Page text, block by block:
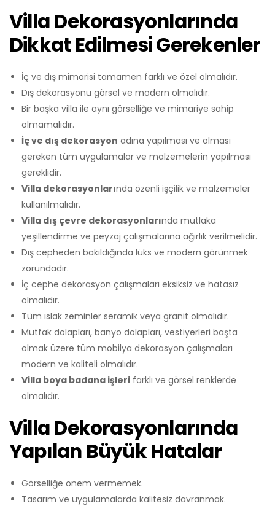
Villa Dekorasyonlarında
Dikkat Edilmesi Gerekenler
İç ve dış mimarisi tamamen farklı ve özel olmalıdır.
Dış dekorasyonu görsel ve modern olmalıdır.
Bir başka villa ile aynı görselliğe ve mimariye sahip
olmamalıdır.
İç ve dış dekorasyon adına yapılması ve olması
gereken tüm uygulamalar ve malzemelerin yapılması
gereklidir.
Villa dekorasyonlarında özenli işçilik ve malzemeler
kullanılmalıdır.
Villa dış çevre dekorasyonlarında mutlaka
yeşillendirme ve peyzaj çalışmalarına ağırlık verilmelidir.
Dış cepheden bakıldığında lüks ve modern görünmek
zorundadır.
İç cephe dekorasyon çalışmaları eksiksiz ve hatasız
olmalıdır.
Tüm ıslak zeminler seramik veya granit olmalıdır.
Mutfak dolapları, banyo dolapları, vestiyerleri başta
olmak üzere tüm mobilya dekorasyon çalışmaları
modern ve kaliteli olmalıdır.
Villa boya badana işleri farklı ve görsel renklerde
olmalıdır.
Villa Dekorasyonlarında
Yapılan Büyük Hatalar
Görselliğe önem vermemek.
Tasarım ve uygulamalarda kalitesiz davranmak.